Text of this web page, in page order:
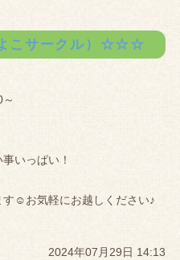
こサークル）☆☆☆
～
いっぱい！
☺お気軽にお越しください♪
2024年07月29日 14:13